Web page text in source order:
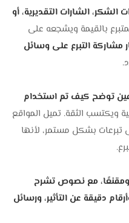
الشكر، الشارات التقديرية، أو
بالقيمة ويشجعه على
مشاركة التبرع على وسائل
توضح كيف تم استخدام
ويكتسب الثقة. تميل المواقع
تبرعات بشكل مستمر، لأنها
مع نصوص تشرح
دقيقة عن التأثير، ورسائل